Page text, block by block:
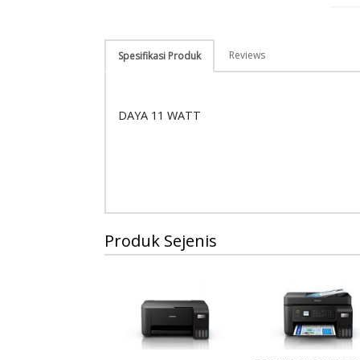
Spesifikasi Produk Reviews
DAYA 11 WATT
Produk Sejenis